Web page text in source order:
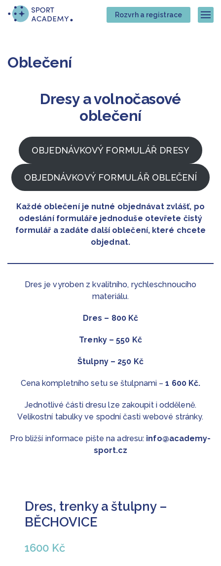
Přejít
na
Přejít
na
Rozvrh a registrace
Oblečení
Dresy a volnočasové
oblečení
OBJEDNÁVKOVÝ FORMULÁŘ DRESY
OBJEDNÁVKOVÝ FORMULÁŘ OBLEČENÍ
Každé oblečení je nutné objednávat zvlášť, po
odeslání formuláře jednoduše otevřete čistý
formulář a zadáte další oblečení, které chcete
objednat.
Dres je vyroben z kvalitního, rychleschnoucího
materiálu.
Dres – 800 Kč
Trenky – 550 Kč
Štulpny – 250 Kč
Cena kompletního setu se štulpnami –1 600 Kč.
Jednotlivé části dresu lze zakoupit i odděleně.
Velikostní tabulky ve spodní časti webové stránky.
Pro bližší informace pište na adresu: info@academy-
sport.cz
Dres, trenky a štulpny –
BĚCHOVICE
1600 Kč